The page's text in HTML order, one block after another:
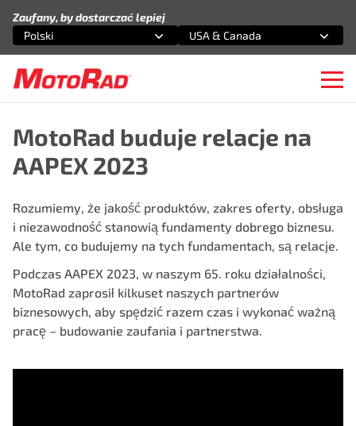
Zaufany, by dostarczać lepiej
Wybierz opcję
Polski
Wybierz opcję
USA & Canada
MotoRad buduje relacje na
AAPEX 2023
Rozumiemy, że jakość produktów, zakres oferty, obsługa
i niezawodność stanowią fundamenty dobrego biznesu.
Ale tym, co budujemy na tych fundamentach, są relacje.
Podczas AAPEX 2023 , w naszym 65. roku działalności,
MotoRad zaprosił kilkuset naszych partnerów
biznesowych, aby spędzić razem czas i wykonać ważną
pracę – budowanie zaufania i partnerstwa.